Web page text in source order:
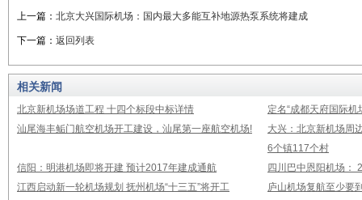
上一篇： 北京大兴国际机场：国内最大多能互补地源热泵系统将建成
下一篇： 返回列表
相关新闻
北京新机场场道工程 十四个标段中标详情
定名“成都天府国际
汕尾海丰鲘门航空机场开工建设，汕尾第一座航空机场!
大兴：北京新机场周
6个镇117个村
信阳：明港机场即将开建 预计2017年建成通航
四川巴中恩阳机场：
江西启动新一轮机场规划 抚州机场“十三五”将开工
庐山机场复航至少要